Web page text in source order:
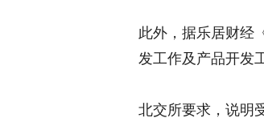
此外，据乐居财经
发工作及产品开发
北交所要求，说明